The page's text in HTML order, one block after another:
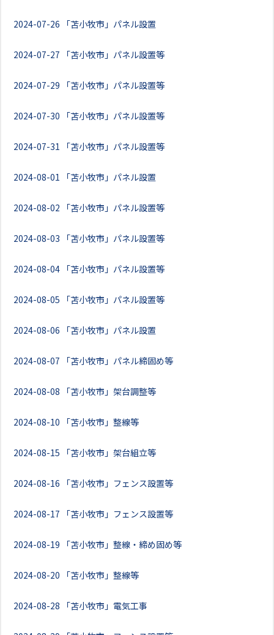
2024-07-26 「苫小牧市」パネル設置
2024-07-27 「苫小牧市」パネル設置等
2024-07-29 「苫小牧市」パネル設置等
2024-07-30 「苫小牧市」パネル設置等
2024-07-31 「苫小牧市」パネル設置等
2024-08-01 「苫小牧市」パネル設置
2024-08-02 「苫小牧市」パネル設置等
2024-08-03 「苫小牧市」パネル設置等
2024-08-04 「苫小牧市」パネル設置等
2024-08-05 「苫小牧市」パネル設置等
2024-08-06 「苫小牧市」パネル設置
2024-08-07 「苫小牧市」パネル締固め等
2024-08-08 「苫小牧市」架台調整等
2024-08-10 「苫小牧市」整線等
2024-08-15 「苫小牧市」架台組立等
2024-08-16 「苫小牧市」フェンス設置等
2024-08-17 「苫小牧市」フェンス設置等
2024-08-19 「苫小牧市」整線・締め固め等
2024-08-20 「苫小牧市」整線等
2024-08-28 「苫小牧市」電気工事